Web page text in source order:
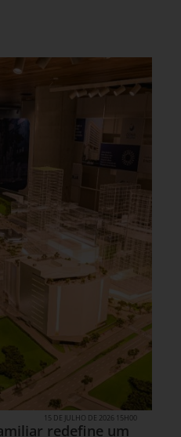
15 DE JULHO DE 2026 15H00
redefine um